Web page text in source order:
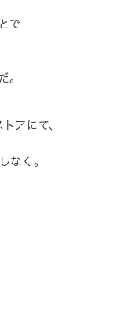
で
。
アにて、
なく。